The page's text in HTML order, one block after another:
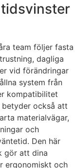
team följer fasta
dagliga
vid förändringar
system från
kompatibilitet
också att
materialvägar,
och
Den här
gör att dina
ergonomiskt och